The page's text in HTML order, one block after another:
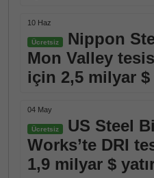
10 Haz
Ücretsiz
Nippon
Mon Valley
için 2,5 milyar $
04 May
Ücretsiz
US Steel
Works’te DRI
1,9 milyar $